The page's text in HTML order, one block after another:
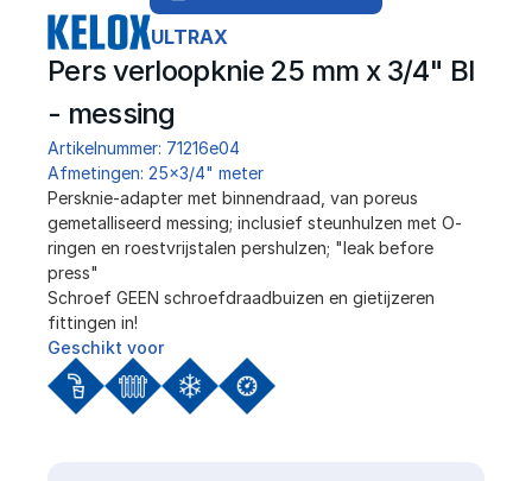
ULTRAX
Pers verloopknie 25 mm x 3/4" BI
- messing
Artikelnummer: 71216e04
Afmetingen: 25x3/4" meter
Persknie-adapter met binnendraad, van poreus
gemetalliseerd messing; inclusief steunhulzen met O-
ringen en roestvrijstalen pershulzen; "leak before
press"
Schroef GEEN schroefdraadbuizen en gietijzeren
fittingen in!
Geschikt voor